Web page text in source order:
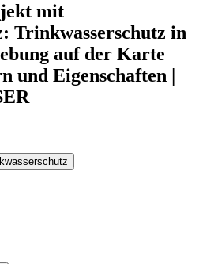
mit
Trinkwasserschutz in
auf der Karte
und Eigenschaften |